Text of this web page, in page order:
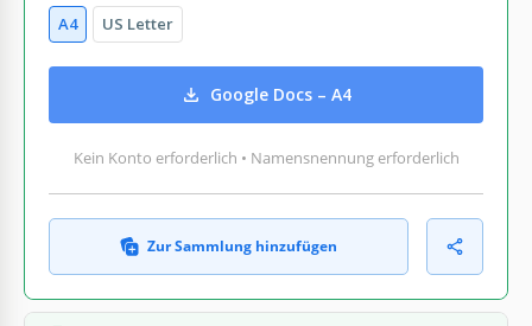
A4 US Letter
Google Docs – A4
Kein Konto erforderlich • Namensnennung erforderlich
Zur Sammlung hinzufügen